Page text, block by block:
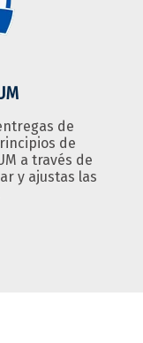
de
de
a través de
y ajustas las